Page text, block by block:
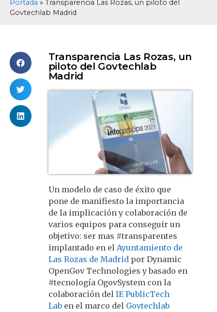
Portada » Transparencia Las Rozas, un piloto del
Govtechlab Madrid
Transparencia Las Rozas, un
piloto del Govtechlab
Madrid
Un modelo de caso de éxito que
pone de manifiesto la importancia
de la implicación y colaboración de
varios equipos para conseguir un
objetivo: ser mas #transparentes
implantado en el Ayuntamiento de
Las Rozas de Madridpor Dynamic
OpenGov Technologies y basado en
#tecnología OgovSystem con la
colaboración del IE PublicTech
Laben el marco del Govtechlab